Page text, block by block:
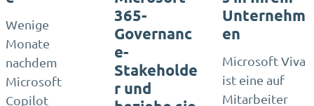
Wenige
Monate
nachdem
Microsoft
Copilot
365-
Governanc
e-
Stakeholde
r und
Unternehm
en
Microsoft Viva
ist eine auf
Mitarbeiter